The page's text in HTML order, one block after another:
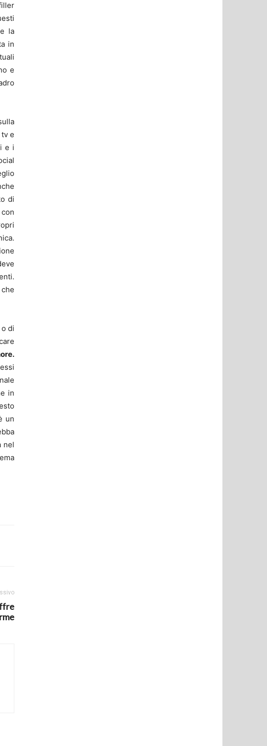
la
in
e
e
e i
di
con
di
in
un
nel